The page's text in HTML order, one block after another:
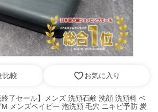
比較 お気に入り
終了セール】メンズ 洗顔石鹸 洗顔 洗顔料 ベ
メンズベイビー 泡洗顔 毛穴 ニキビ予防 炭